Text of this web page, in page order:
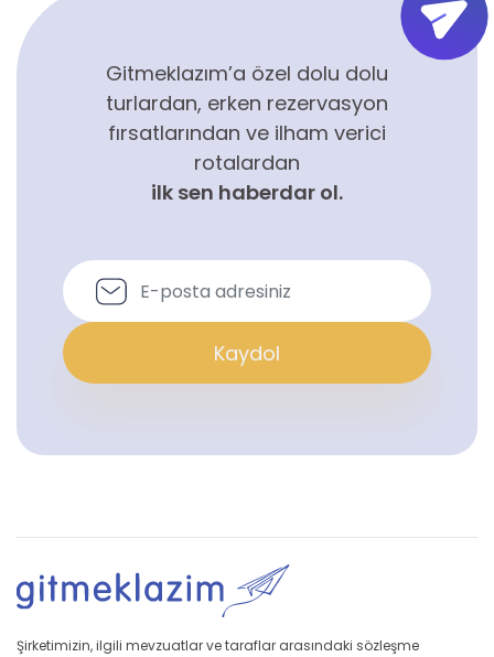
Gitmeklazım’a özel dolu dolu
turlardan, erken rezervasyon
fırsatlarından ve ilham verici
rotalardan
ilk sen haberdar ol.
Kaydol
Şirketimizin, ilgili mevzuatlar ve taraflar arasındaki sözleşme